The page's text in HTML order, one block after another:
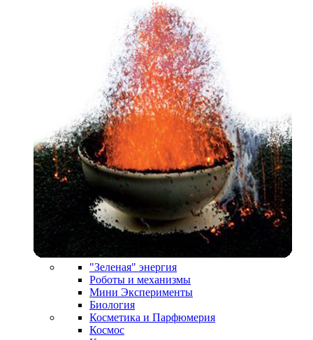
"Зеленая" энергия
Роботы и механизмы
Мини Эксперименты
Биология
Косметика и Парфюмерия
Космос